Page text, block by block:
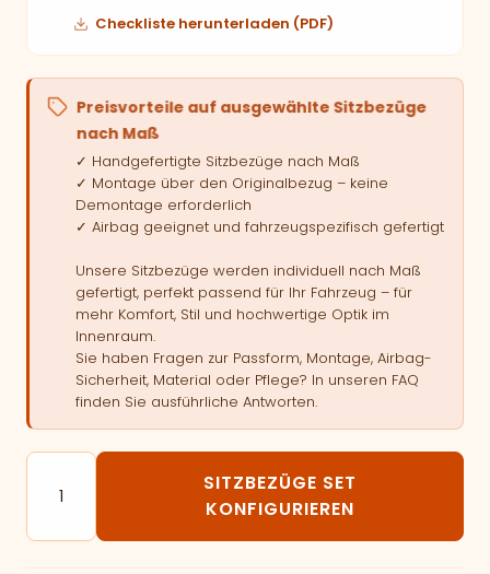
Checkliste herunterladen (PDF)
Preisvorteile auf ausgewählte Sitzbezüge
nach Maß
✓ Handgefertigte Sitzbezüge nach Maß
✓ Montage über den Originalbezug – keine
Demontage erforderlich
✓ Airbag geeignet und fahrzeugspezifisch gefertigt
Unsere Sitzbezüge werden individuell nach Maß
gefertigt, perfekt passend für Ihr Fahrzeug – für
mehr Komfort, Stil und hochwertige Optik im
Innenraum.
Sie haben Fragen zur Passform, Montage, Airbag-
Sicherheit, Material oder Pflege? In unseren FAQ
finden Sie ausführliche Antworten.
Autositzbezüge passend für FORD S-MAX MK2 - 5
SITZBEZÜGE SET
KONFIGURIEREN